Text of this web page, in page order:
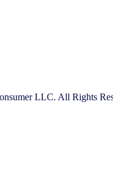
LLC. All Rights